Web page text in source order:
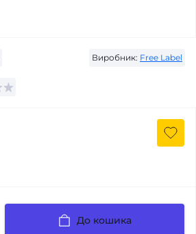
Виробник: Free Label
До кошика